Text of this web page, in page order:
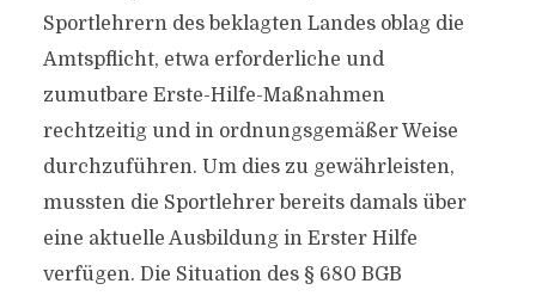
Sportlehrern des beklagten Landes oblag die
Amtspflicht, etwa erforderliche und
zumutbare Erste-Hilfe-Maßnahmen
rechtzeitig und in ordnungsgemäßer Weise
durchzuführen. Um dies zu gewährleisten,
mussten die Sportlehrer bereits damals über
eine aktuelle Ausbildung in Erster Hilfe
verfügen. Die Situation des § 680 BGB